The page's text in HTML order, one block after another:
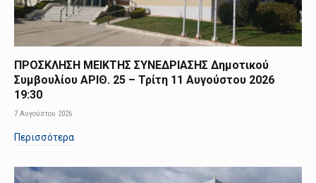
ΠΡΟΣΚΛΗΣΗ ΜΕΙΚΤΗΣ ΣΥΝΕΔΡΙΑΣΗΣ Δημοτικού
Συμβουλίου ΑΡΙΘ. 25 – Τρίτη 11 Αυγούστου 2026
19:30
7 Αυγούστου 2026
Περισσότερα